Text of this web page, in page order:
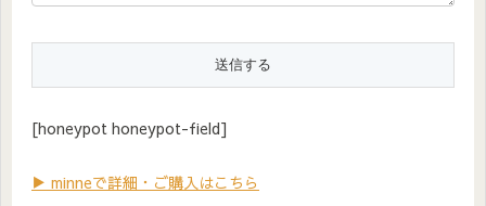
[honeypot honeypot-field]
▶ minneで詳細・ご購入はこちら